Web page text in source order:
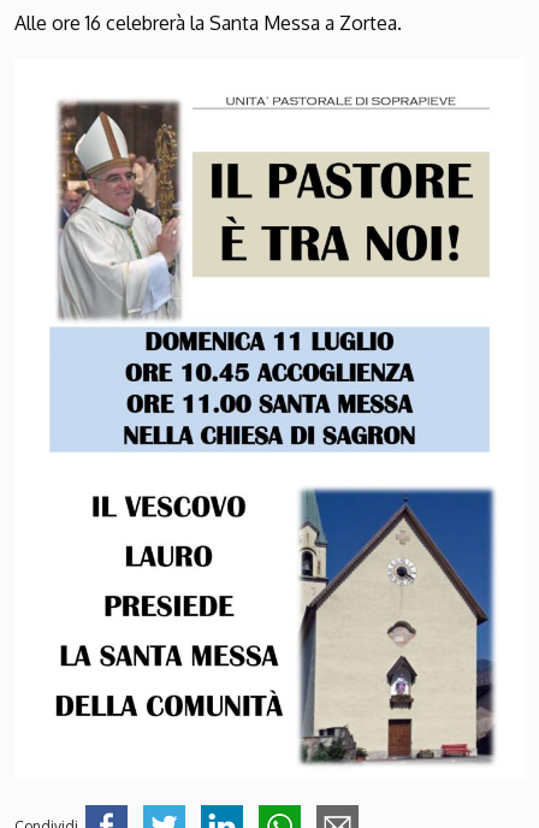
Alle ore 16 celebrerà la Santa Messa a Zortea.